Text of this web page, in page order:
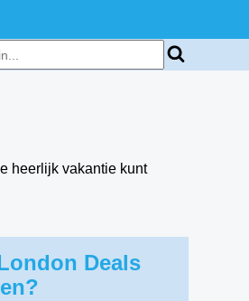
heerlijk vakantie kunt
Deals